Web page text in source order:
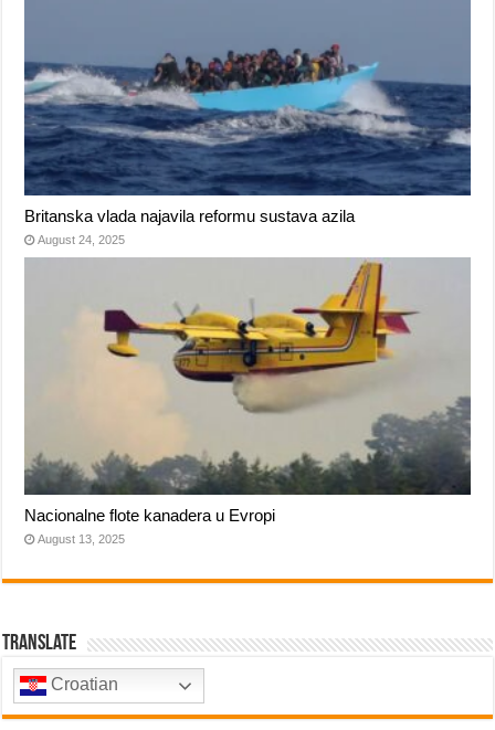
Britanska vlada najavila reformu sustava azila
August 24, 2025
Nacionalne flote kanadera u Evropi
August 13, 2025
Translate
Croatian